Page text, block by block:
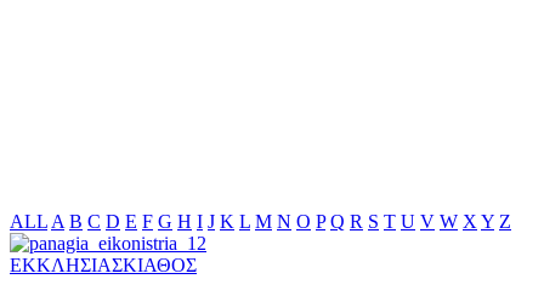
ALL A B C D E F G H I J K L M N O P Q R S T U V W X Y Z
ΕΚΚΛΗΣΙΑΣΚΙΑΘΟΣ